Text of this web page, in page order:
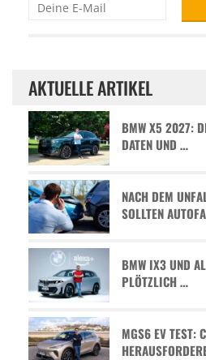
AKTUELLE ARTIKEL
BMW X5 2027:
ATEN UND …
NACH DEM
SOLLTEN
BMW IX3 UND
PLÖTZLICH …
MGS6 EV TEST: